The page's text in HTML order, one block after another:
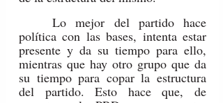
	Lo mejor del partido hace
política con las bases, intenta estar
presente y da su tiempo para ello,
mientras que hay otro grupo que da
su tiempo para copar la estructura
del partido. Esto hace que, de